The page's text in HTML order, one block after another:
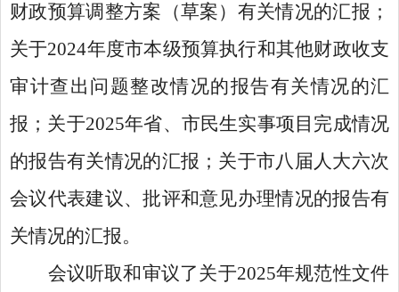
财政预算调整方案（草案）有关情况的汇报；
关于2024年度市本级预算执行和其他财政收支
审计查出问题整改情况的报告有关情况的汇
报；关于2025年省、市民生实事项目完成情况
的报告有关情况的汇报；关于市八届人大六次
会议代表建议、批评和意见办理情况的报告有
关情况的汇报。
会议听取和审议了关于2025年规范性文件